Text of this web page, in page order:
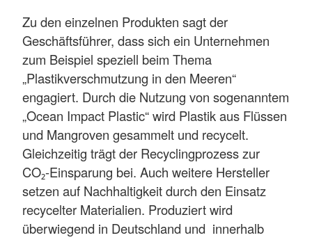
Zu den einzelnen Produkten sagt der
Geschäftsführer, dass sich ein Unternehmen
zum Beispiel speziell beim Thema
„Plastikverschmutzung in den Meeren“
engagiert. Durch die Nutzung von sogenanntem
„Ocean Impact Plastic“ wird Plastik aus Flüssen
und Mangroven gesammelt und recycelt.
Gleichzeitig trägt der Recyclingprozess zur
CO₂-Einsparung bei. Auch weitere Hersteller
setzen auf Nachhaltigkeit durch den Einsatz
recycelter Materialien. Produziert wird
überwiegend in Deutschland und innerhalb